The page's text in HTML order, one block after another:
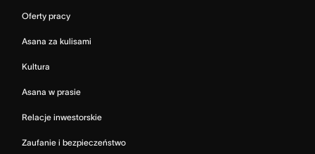
Oferty pracy
Asana za kulisami
Kultura
Asana w prasie
Relacje inwestorskie
Zaufanie i bezpieczeństwo